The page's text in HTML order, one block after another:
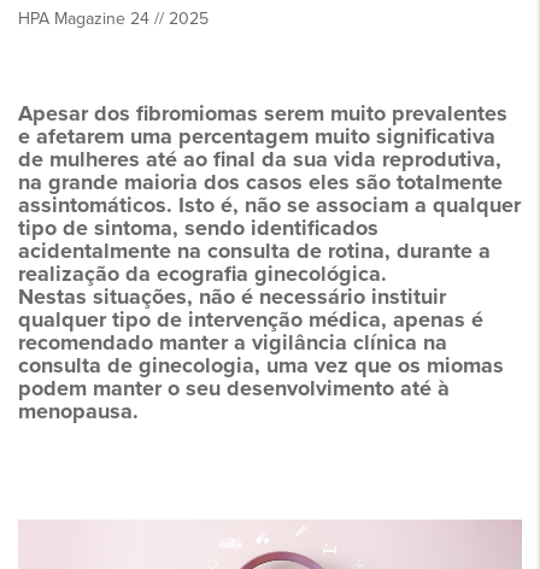
HPA Magazine 24 // 2025
Apesar dos fibromiomas serem muito prevalentes
e afetarem uma percentagem muito significativa
de mulheres até ao final da sua vida reprodutiva,
na grande maioria dos casos eles são totalmente
assintomáticos. Isto é, não se associam a qualquer
tipo de sintoma, sendo identificados
acidentalmente na consulta de rotina, durante a
realização da ecografia ginecológica.
Nestas situações, não é necessário instituir
qualquer tipo de intervenção médica, apenas é
recomendado manter a vigilância clínica na
consulta de ginecologia, uma vez que os miomas
podem manter o seu desenvolvimento até à
menopausa.